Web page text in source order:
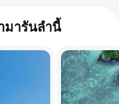
มารันลำนี้